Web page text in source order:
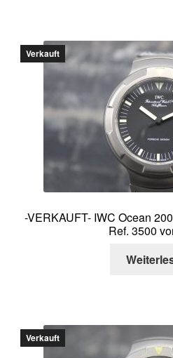
Verkauft
-VERKAUFT- IWC Ocean
Ref. 3500
Verkauft